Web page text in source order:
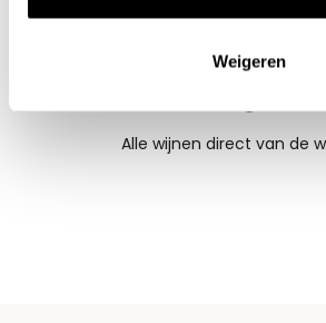
Weigeren
Nieuws & inspiratie in
Alle wijnen direct van de